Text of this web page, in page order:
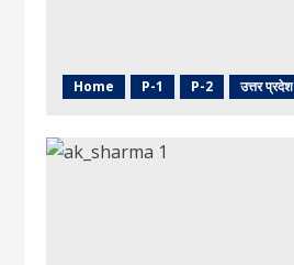
Home P-1 P-2 उत्तर प्रदेश